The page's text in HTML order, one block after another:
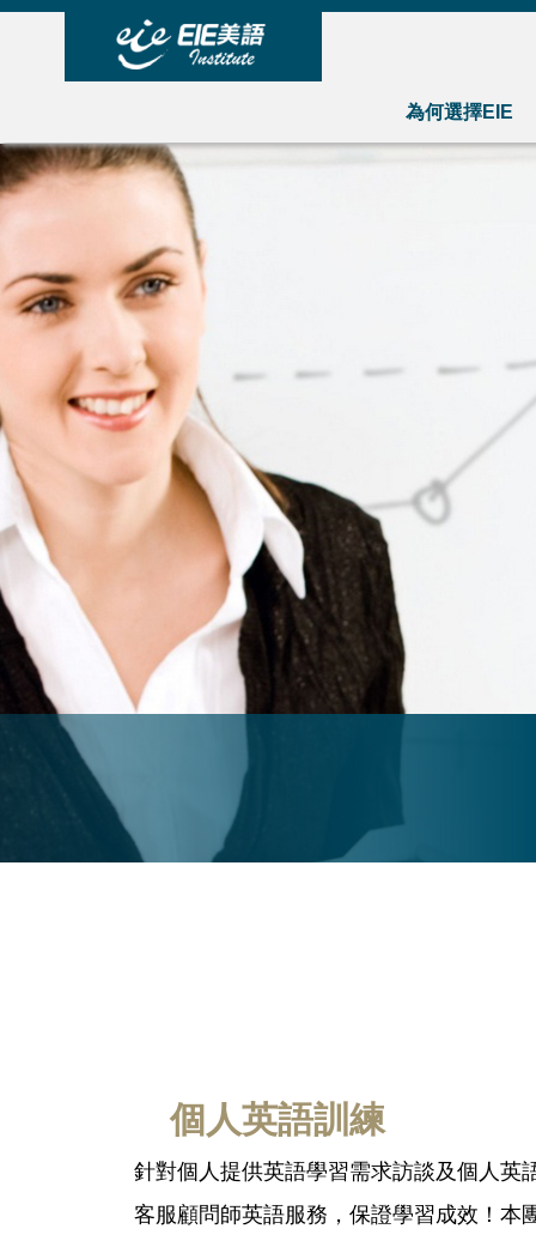
為何選擇EIE
個人英語訓練
針對個人提供英語學習需求訪談及個人英
客服顧問師英語服務，保證學習成效！本